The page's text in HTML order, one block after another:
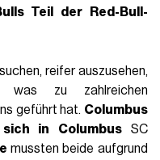
Teil der Red-Bull-
reifer auszusehen,
was zu zahlreichen
geführt hat. Columbus
in ColumbusSC
mussten beide aufgrund